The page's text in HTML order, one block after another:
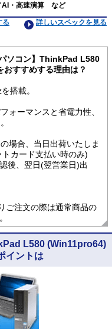
AI・高速演算 など
詳しいスペックを見る
る
ソコン】ThinkPad L580
すすめする理由は？
搭載。
ォーマンスと省電力性、
場合、当日出荷いたしま
カード支払い時のみ)
後、翌日(翌営業日)出
ご注文の際は通常商品の
L580 (Win11pro64)
イントは